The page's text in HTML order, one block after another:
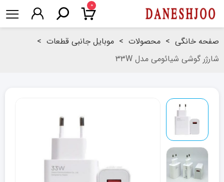
۰
صفحه خانگی > محصولات > موبایل جانبی قطعات >
شارژر گوشی شیائومی مدل ۳۳W